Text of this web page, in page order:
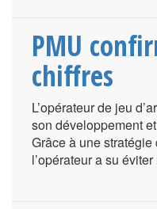
PMU
chiffres
L’opérateur de jeu
son développement
Grâce à une stratégie
l’opérateur a su éviter